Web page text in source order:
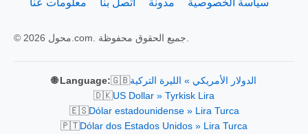
🌐 Language:🇬🇧الدولار الأمريكي » الليرة التركية
🇩🇰US Dollar » Tyrkisk Lira
🇪🇸Dólar estadounidense » Lira Turca
🇵🇹Dólar dos Estados Unidos » Lira Turca